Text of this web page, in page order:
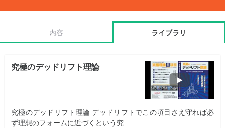
内容 ライブラリ
究極のデッドリフト理論
究極のデッドリフト理論 デッドリフトでこの項目さえ守れば必
ず理想のフォームに近づくという究…